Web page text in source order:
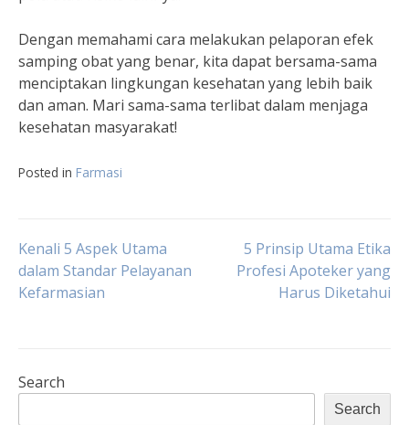
Dengan memahami cara melakukan pelaporan efek
samping obat yang benar, kita dapat bersama-sama
menciptakan lingkungan kesehatan yang lebih baik
dan aman. Mari sama-sama terlibat dalam menjaga
kesehatan masyarakat!
Posted in Farmasi
Post
navigation
Kenali 5 Aspek Utama
dalam Standar Pelayanan
Kefarmasian
5 Prinsip Utama Etika
Profesi Apoteker yang
Harus Diketahui
Search
Search